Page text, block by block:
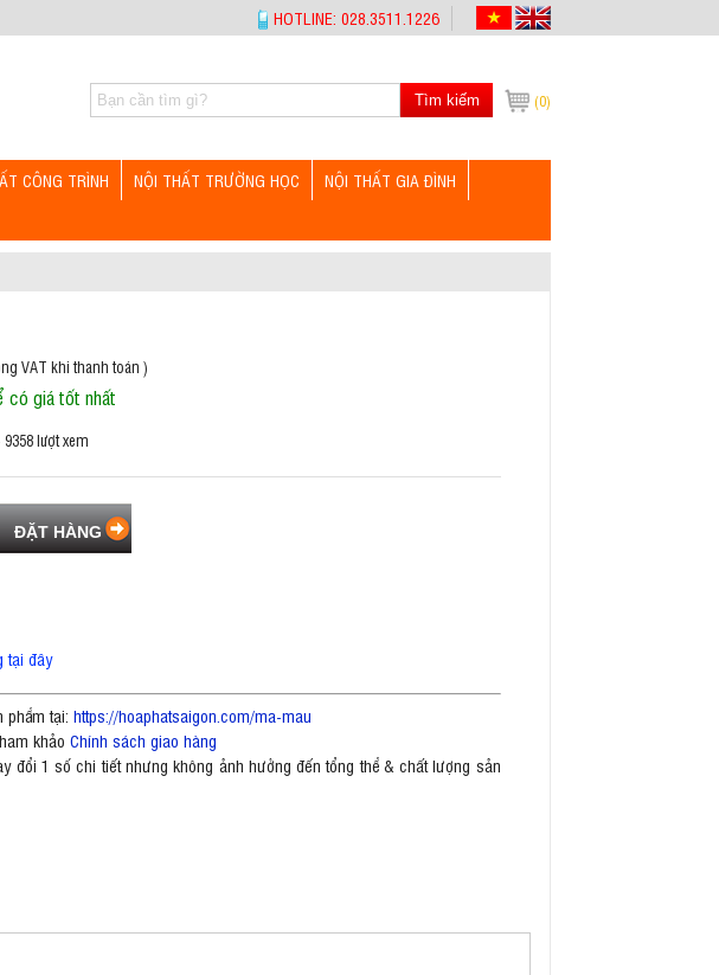
HOTLINE: 028.3511.1226
(0)
Tìm kiếm
CÔNG TRÌNH NỘI THẤT TRƯỜNG HỌC
NỘI THẤT GIA ĐÌNH
VAT khi thanh toán )
có giá tốt nhất
lượt xem
tại đây
phẩm tại: https://hoaphatsaigon.com/ma-mau
khảo Chính sách giao hàng
đổi 1 số chi tiết nhưng không ảnh hưởng đến tổng thể & chất lượng sản